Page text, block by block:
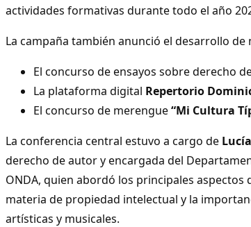
actividades formativas durante todo el año
La campaña también anunció el desarrollo de
El concurso de ensayos sobre derecho
La plataforma digital Repertorio
El concurso de merengue“Mi Cultura
La conferencia central estuvo a cargo de
derecho de autor y encargada del
ONDA, quien abordó los principales aspectos
materia de propiedad intelectual y la
artísticas y musicales.